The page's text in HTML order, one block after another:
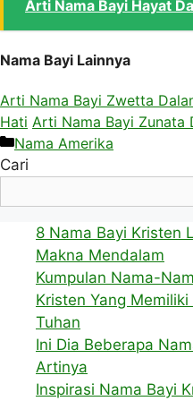
Arti Nama Bayi Hayat
Nama Bayi Lainnya
Arti Nama Bayi Zwetta
Hati Arti Nama Bayi Zunata
Kategori
Nama Amerika
Cari
8 Nama Bayi Kristen
Makna Mendalam
Kumpulan Nama-
Kristen Yang
Tuhan
Ini Dia Beberapa
Artinya
Inspirasi Nama Bayi